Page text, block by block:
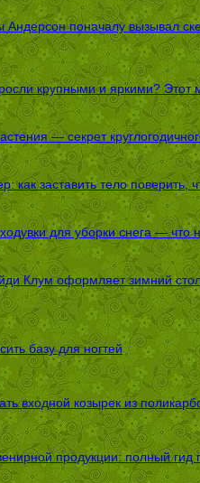
поначалу вызывал
крупными и яркими?
— секрет
как заставить тело поверить,
для уборки снега — что
Клум оформляет зимний
базу для ногтей
входной козырек из
продукции: полный гид